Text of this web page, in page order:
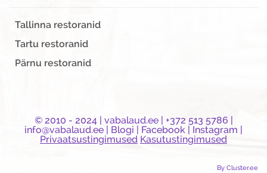
Tallinna restoranid
Tartu restoranid
Pärnu restoranid
© 2010 - 2024 | vabalaud.ee| +372 513 5786 |
info@vabalaud.ee
Blogi Facebook Instagram
Privaatsustingimused Kasutustingimused
By Cluster.ee